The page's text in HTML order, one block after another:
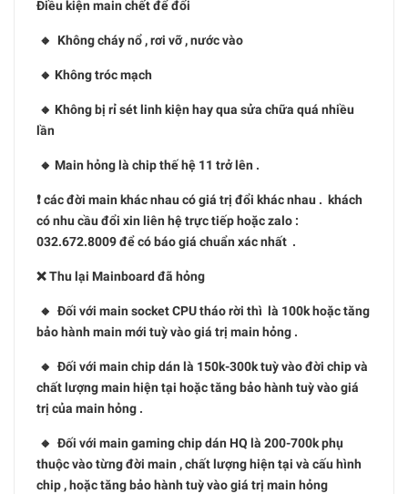
Điều kiện main chết để đổi
🔸 Không cháy nổ , rơi vỡ , nước vào
🔸 Không tróc mạch
🔸 Không bị rỉ sét linh kiện hay qua sửa chữa quá nhiều
lần
🔸 Main hỏng là chip thế hệ 11 trở lên .
❗️ các đời main khác nhau có giá trị đổi khác nhau . khách
có nhu cầu đổi xin liên hệ trực tiếp hoặc zalo :
032.672.8009 để có báo giá chuẩn xác nhất .
❌ Thu lại Mainboard đã hỏng
🔸 Đối với main socket CPU tháo rời thì là 100k hoặc tăng
bảo hành main mới tuỳ vào giá trị main hỏng .
🔸 Đối với main chip dán là 150k-300k tuỳ vào đời chip và
chất lượng main hiện tại hoặc tăng bảo hành tuỳ vào giá
trị của main hỏng .
🔸 Đối với main gaming chip dán HQ là 200-700k phụ
thuộc vào từng đời main , chất lượng hiện tại và cấu hình
chip , hoặc tăng bảo hành tuỳ vào giá trị main hỏng